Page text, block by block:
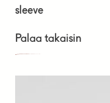
sleeve
Palaa takaisin